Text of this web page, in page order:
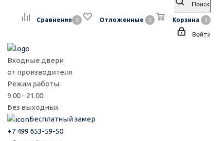
Поиск
Сравнение 0 Отложенные 0 Корзина 0
Войти
Входные двери
от производителя
Режим работы:
9.00 - 21.00
Без выходных
Бесплатный замер
+7 499 653-59-50